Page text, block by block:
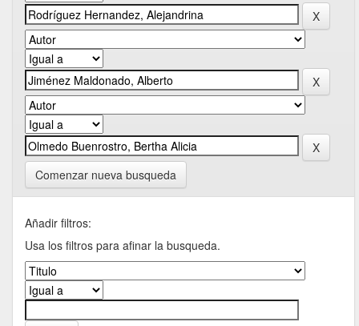
Comenzar nueva busqueda
Añadir filtros:
Usa los filtros para afinar la busqueda.